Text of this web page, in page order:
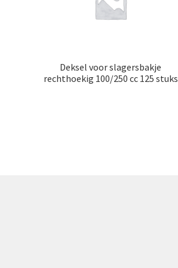
Deksel voor slagersbakje
rechthoekig 100/250 cc 125 stuks